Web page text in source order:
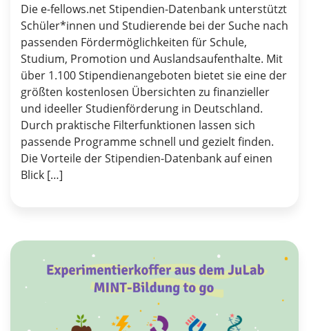
Die e-fellows.net Stipendien-Datenbank unterstützt
Schüler*innen und Studierende bei der Suche nach
passenden Fördermöglichkeiten für Schule,
Studium, Promotion und Auslandsaufenthalte. Mit
über 1.100 Stipendienangeboten bietet sie eine der
größten kostenlosen Übersichten zu finanzieller
und ideeller Studienförderung in Deutschland.
Durch praktische Filterfunktionen lassen sich
passende Programme schnell und gezielt finden.
Die Vorteile der Stipendien-Datenbank auf einen
Blick […]